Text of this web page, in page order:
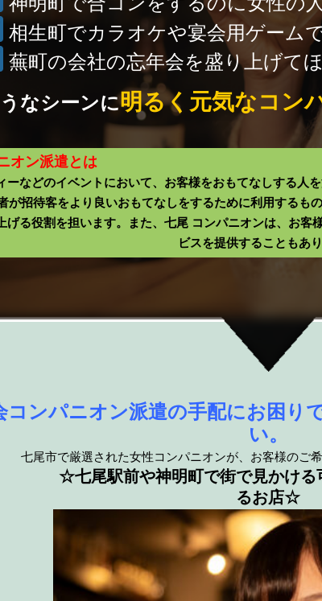
相生町でカラオケや宴会用ゲーム
蕪町の会社の忘年会を盛り上げて
なシーンに明るく元気なコン
オン派遣とは
ーなどのイベントにおいて、お客様をおもてなしする人
が招待客をより良いおもてなしをするために利用するも
げる役割を担います。また、七尾 コンパニオンは、お
ビスを提供することもあり
コンパニオン派遣の手配にお困り
い。
七尾市で厳選された女性コンパニオンが、お客様のご
☆七尾駅前や神明町で街で見かける
るお店☆